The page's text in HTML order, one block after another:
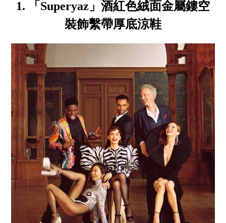
1. 「Superyaz」酒紅色絨面金屬鏤空
裝飾繫帶厚底涼鞋